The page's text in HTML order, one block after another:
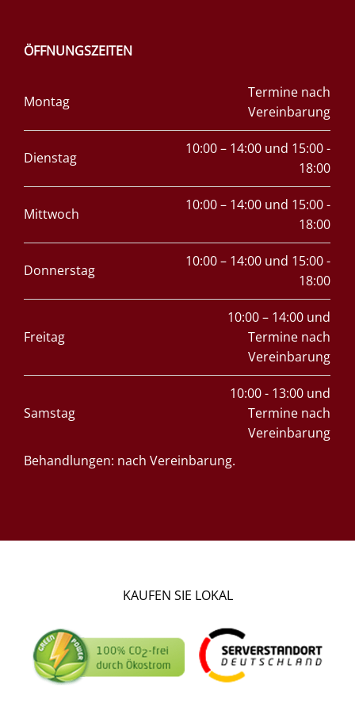
ÖFFNUNGSZEITEN
Montag
Termine nach
Vereinbarung
Dienstag
10:00 – 14:00 und 15:00 -
18:00
Mittwoch
10:00 – 14:00 und 15:00 -
18:00
Donnerstag
10:00 – 14:00 und 15:00 -
18:00
Freitag
10:00 – 14:00 und
Termine nach
Vereinbarung
Samstag
10:00 - 13:00 und
Termine nach
Vereinbarung
Behandlungen: nach Vereinbarung.
KAUFEN SIE LOKAL